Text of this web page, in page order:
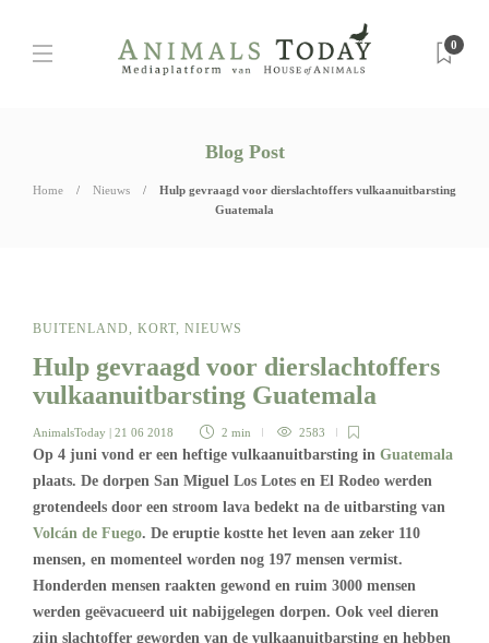
0
Blog Post
Home Nieuws
Hulp gevraagd voor dierslachtoffers vulkaanuitbarsting
Guatemala
BUITENLAND, KORT, NIEUWS
Hulp gevraagd voor dierslachtoffers
vulkaanuitbarsting Guatemala
AnimalsToday | 21 06 2018 2 min 2583
Op 4 juni vond er een heftige vulkaanuitbarsting in Guatemala
plaats. De dorpen San Miguel Los Lotes en El Rodeo werden
grotendeels door een stroom lava bedekt na de uitbarsting van
Volcán de Fuego. De eruptie kostte het leven aan zeker 110
mensen, en momenteel worden nog 197 mensen vermist.
Honderden mensen raakten gewond en ruim 3000 mensen
werden geëvacueerd uit nabijgelegen dorpen. Ook veel dieren
zijn slachtoffer geworden van de vulkaanuitbarsting en hebben